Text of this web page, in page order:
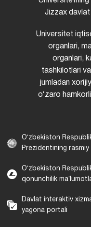
Jizzax
Universitet
organlari,
organlari,
tashkilotlari
jumladan
oʻzaro
Oʻzbekiston
Prezidentining
Oʻzbekiston
qonunchilik
Davlat interaktiv
yagona portali